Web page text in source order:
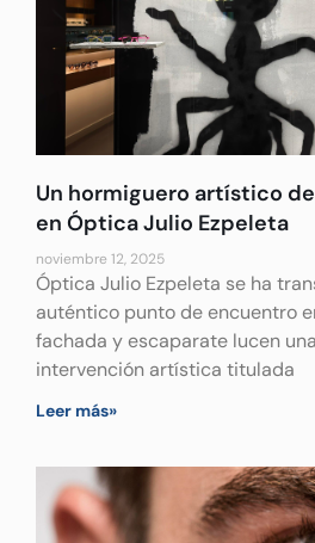
Un hormiguero artístico
en Óptica Julio Ezpeleta
noviembre 12, 2025
Óptica Julio Ezpeleta se ha
auténtico punto de encuentro
fachada y escaparate lucen
intervención artística titulada
Leer más»